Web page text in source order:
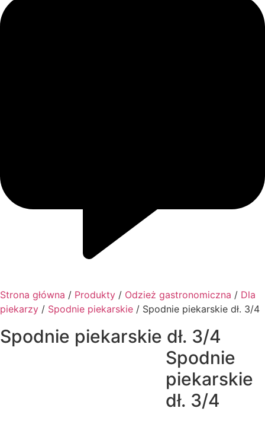
Strona główna / Produkty / Odzież gastronomiczna / Dla
piekarzy / Spodnie piekarskie / Spodnie piekarskie dł. 3/4
Spodnie piekarskie dł. 3/4
Spodnie
piekarskie
dł. 3/4